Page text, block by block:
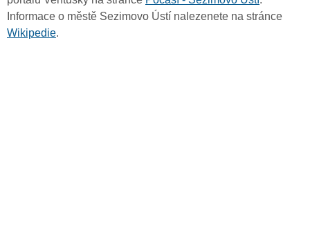
Informace o městě Sezimovo Ústí nalezenete na stránce
Wikipedie.